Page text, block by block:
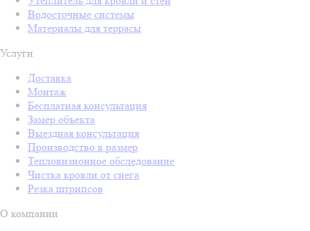
Водосточные системы
Материалы для террасы
Услуги
Доставка
Монтаж
Бесплатная консультация
Замер объекта
Выездная консультация
Производство в размер
Тепловизионное обследование
Чистка кровли от снега
Резка штрипсов
О компании